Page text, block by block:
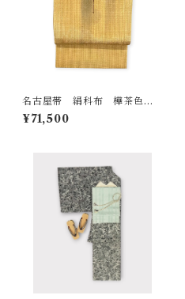
名古屋帯 絹科布 樺茶色
抽象文様 お太鼓柄 相良刺
繍 長さ 377㎝ Q7065
¥71,500